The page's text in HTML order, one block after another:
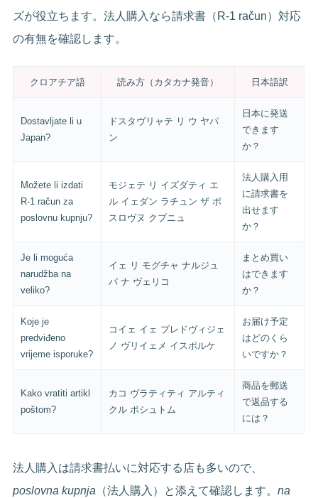
ズが役立ちます。法人購入なら請求書（R-1 račun）対応
の有無を確認します。
クロアチア語 読み方（カタカナ発音） 日本語訳
Dostavljate li u
Japan?
ドスタヴリャテ リ ウ ヤパ
ン
日本に発送
できます
か？
Možete li izdati
R-1 račun za
poslovnu kupnju?
モジェテ リ イズダティ エ
ル イェダン ラチュン ザ ポ
スロヴヌ クプニュ
法人購入用
に請求書を
出せます
か？
Je li moguća
narudžba na
veliko?
イェ リ モグチャ ナルジュ
バ ナ ヴェリコ
まとめ買い
はできます
か？
Koje je
predviđeno
vrijeme isporuke?
コイェ イェ プレドヴィジェ
ノ ヴリイェメ イスポルケ
お届け予定
はどのくら
いですか？
Kako vratiti artikl
poštom?
カコ ヴラティティ アルティ
クル ポシュトム
商品を郵送
で返品する
には？
法人購入は請求書払いに対応する店も多いので、
poslovna kupnja （法人購入）と添えて確認します。na